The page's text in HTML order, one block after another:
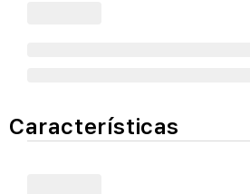
Características